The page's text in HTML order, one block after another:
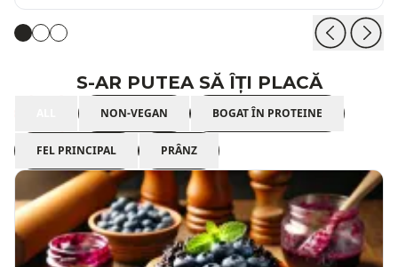
S-AR PUTEA SĂ ÎȚI PLACĂ
NON-VEGAN BOGAT ÎN PROTEINE
FEL PRINCIPAL PRÂNZ